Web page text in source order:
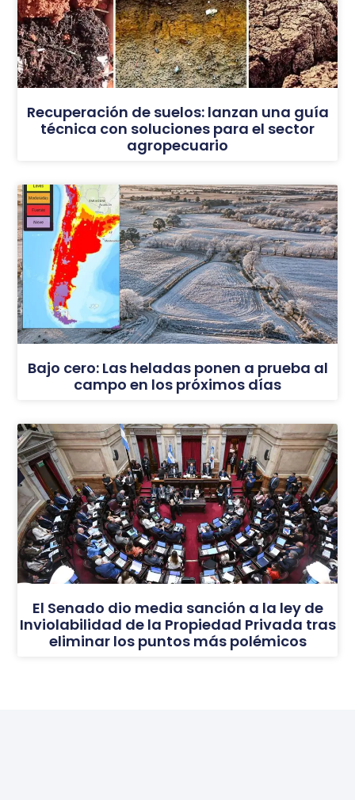
Recuperación de suelos: lanzan una guía
técnica con soluciones para el sector
agropecuario
Bajo cero: Las heladas ponen a prueba al
campo en los próximos días
El Senado dio media sanción a la ley de
Inviolabilidad de la Propiedad Privada tras
eliminar los puntos más polémicos